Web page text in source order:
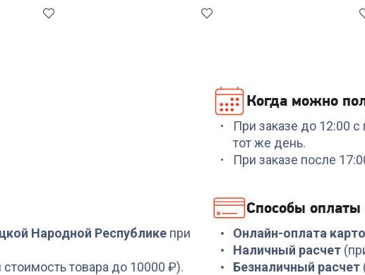
2 999₽
Код:00-00014294
Набор посуды
RONDELL RDS-1291
18 999
Когда можно
При заказе до 12:00
тот же день.
При заказе после
Народной Республике при
стоимость товара до 10000 ₽).
Способы оплаты
Онлайн-оплата
Наличный расчет
Безналичный расчет